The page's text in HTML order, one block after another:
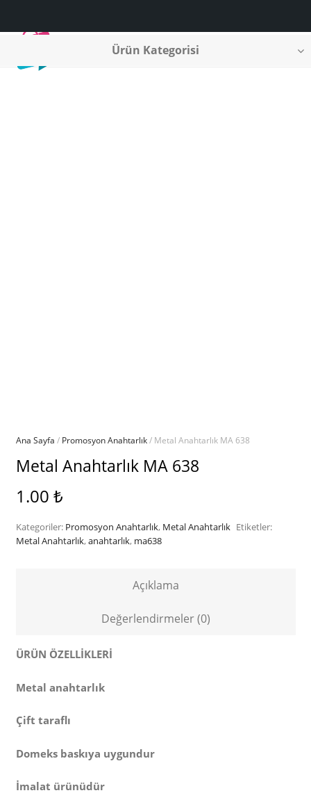
Ürün Kategorisi
Ana Sayfa / Promosyon Anahtarlık/ Metal Anahtarlık MA 638
Metal Anahtarlık MA 638
1.00 ₺
Kategoriler: Promosyon Anahtarlık, Metal Anahtarlık Etiketler:
Metal Anahtarlık,anahtarlık, ma638
Açıklama
Değerlendirmeler (0)
ÜRÜN ÖZELLİKLERİ
Metal anahtarlık
Çift taraflı
Domeks baskıya uygundur
İmalat ürünüdür